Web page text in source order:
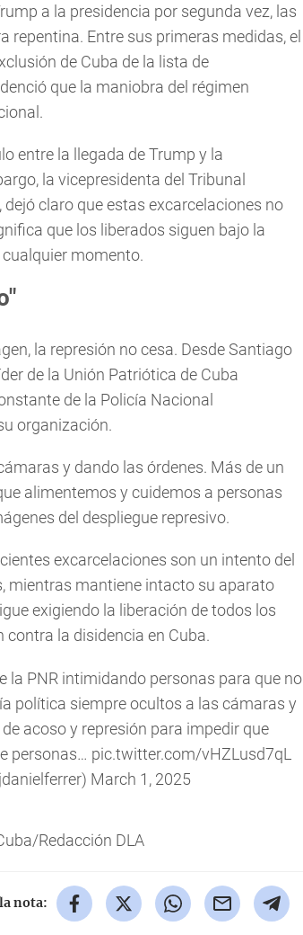
a la presidencia por segunda vez, las
repentina. Entre sus primeras medidas, el
de Cuba de la lista de
que la maniobra del régimen
entre la llegada de Trump y la
la vicepresidenta del Tribunal
claro que estas excarcelaciones no
que los liberados siguen bajo la
momento.
la represión no cesa. Desde Santiago
de la Unión Patriótica de Cuba
de la Policía Nacional
organización.
y dando las órdenes. Más de un
alimentemos y cuidemos a personas
del despliegue represivo.
excarcelaciones son un intento del
mientras mantiene intacto su aparato
exigiendo la liberación de todos los
contra la disidencia en Cuba.
la PNR intimidando personas para que no
política siempre ocultos a las cámaras y
acoso y represión para impedir que
personas… pic.twitter.com/vHZLusd7qL
March 1, 2025
Redacción DLA
nota: